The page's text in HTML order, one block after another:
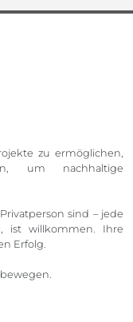
zu ermöglichen,
um nachhaltige
sind – jede
ist willkommen. Ihre
Erfolg.